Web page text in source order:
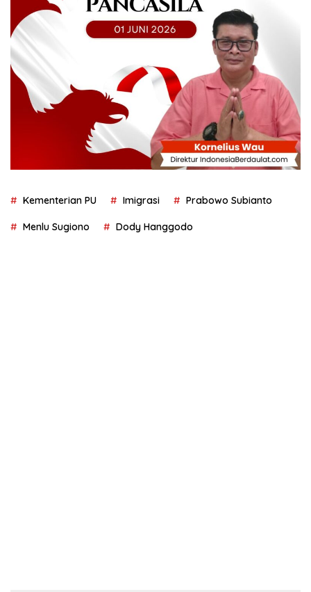
Kementerian PU Imigrasi Prabowo Subianto
Menlu Sugiono Dody Hanggodo